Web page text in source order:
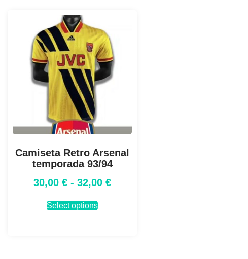
Camiseta Retro Arsenal
temporada 93/94
30,00 € - 32,00 €
Select options